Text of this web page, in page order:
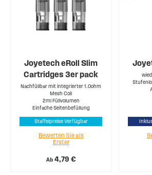
Joyetech eRoll Slim
Cartridges 3er pack
Nachfüllbar mit integrierter 1.0ohm
Mesh Coil
2ml Füllvolumen
Einfache Seitenbefüllung
Staffelpreise Verfügbar
Ab 4,79 €
Bewerten Sie als
Erster